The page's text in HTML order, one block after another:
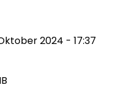
2024 - 17:37